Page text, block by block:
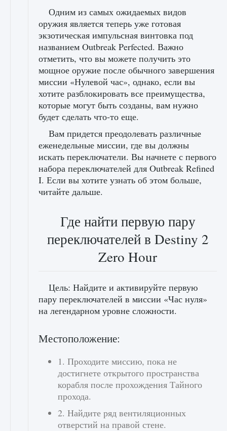
Одним из самых ожидаемых видов
оружия является теперь уже готовая
экзотическая импульсная винтовка под
названием Outbreak Perfected. Важно
отметить, что вы можете получить это
мощное оружие после обычного завершения
миссии «Нулевой час», однако, если вы
хотите разблокировать все преимущества,
которые могут быть созданы, вам нужно
будет сделать что-то еще.
Вам придется преодолевать различные
еженедельные миссии, где вы должны
искать переключатели. Вы начнете с первого
набора переключателей для Outbreak Refined
I. Если вы хотите узнать об этом больше,
читайте дальше.
Где найти первую пару
переключателей в Destiny 2
Zero Hour
Цель: Найдите и активируйте первую
пару переключателей в миссии «Час нуля»
на легендарном уровне сложности.
Местоположение:
1. Проходите миссию, пока не
достигнете открытого пространства
корабля после прохождения Тайного
прохода.
2. Найдите ряд вентиляционных
отверстий на правой стене.